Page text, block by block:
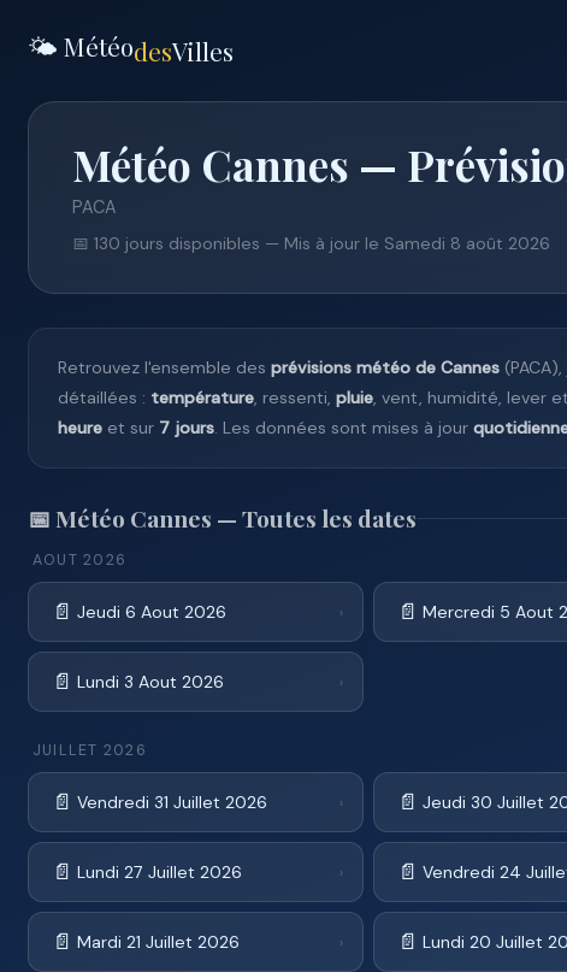
🌤️ MétéodesVilles
Météo Cannes —
PACA
📅 130 jours disponibles — Mis à jour le Samedi 8 août 2026
Retrouvez l'ensemble des prévisions météo de Cannes
détaillées : température, ressenti, pluie, vent, humidité, lever
heure et sur 7 jours. Les données sont mises à jour
📅 Météo Cannes — Toutes les dates
AOUT 2026
📄 Jeudi 6 Aout 2026 › 📄 Mercredi 5 Aout
📄 Lundi 3 Aout 2026 ›
JUILLET 2026
📄 Vendredi 31 Juillet 2026 › 📄 Jeudi 30 Juillet
📄 Lundi 27 Juillet 2026 › 📄 Vendredi 24
📄 Mardi 21 Juillet 2026 › 📄 Lundi 20 Juillet